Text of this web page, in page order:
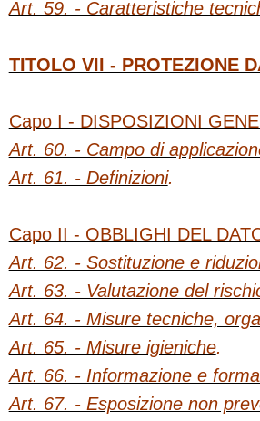
Art. 59. - Caratteristiche
TITOLO VII - PROTEZIONE
Capo I - DISPOSIZIONI
Art. 60. - Campo di
Art. 61. - Definizioni.
Capo II - OBBLIGHI DEL
Art. 62. - Sostituzione e
Art. 63. - Valutazione del
Art. 64. - Misure tecniche,
Art. 65. - Misure igieniche.
Art. 66. - Informazione e
Art. 67. - Esposizione non